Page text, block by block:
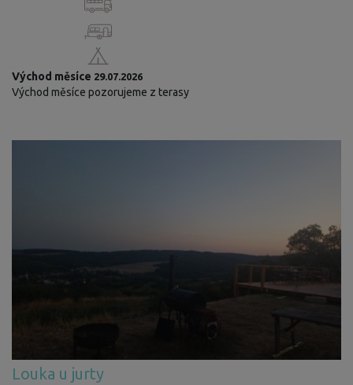
Východ měsíce 29.07.2026
Východ měsíce pozorujeme z terasy
Louka u jurty